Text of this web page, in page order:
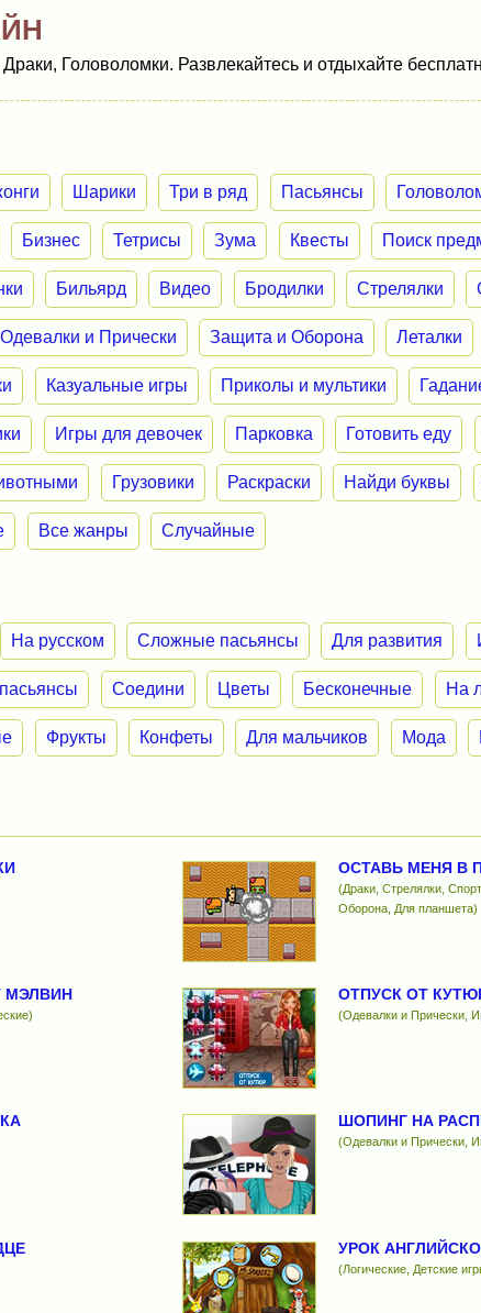
Головоломки. Развлекайтесь и отдыхайте
Шарики Три в ряд Пасьянсы
Бизнес Тетрисы Зума Квесты Поиск
Бильярд Видео Бродилки Стрелялки
Одевалки и Прически Защита и Оборона Леталки
Казуальные игры Приколы и мультики
Игры для девочек Парковка Готовить еду
Грузовики Раскраски Найди буквы
Все жанры Случайные
На русском Сложные пасьянсы Для развития
Соедини Цветы Бесконечные На
Фрукты Конфеты Для мальчиков Мода
ОСТАВЬ МЕНЯ В
(Драки, Стрелялки,
Оборона, Для планшета)
МЭЛВИН ОТПУСК ОТ
(Одевалки и Прически,
ШОПИНГ НА
(Одевалки и Прически,
УРОК
(Логические, Детские